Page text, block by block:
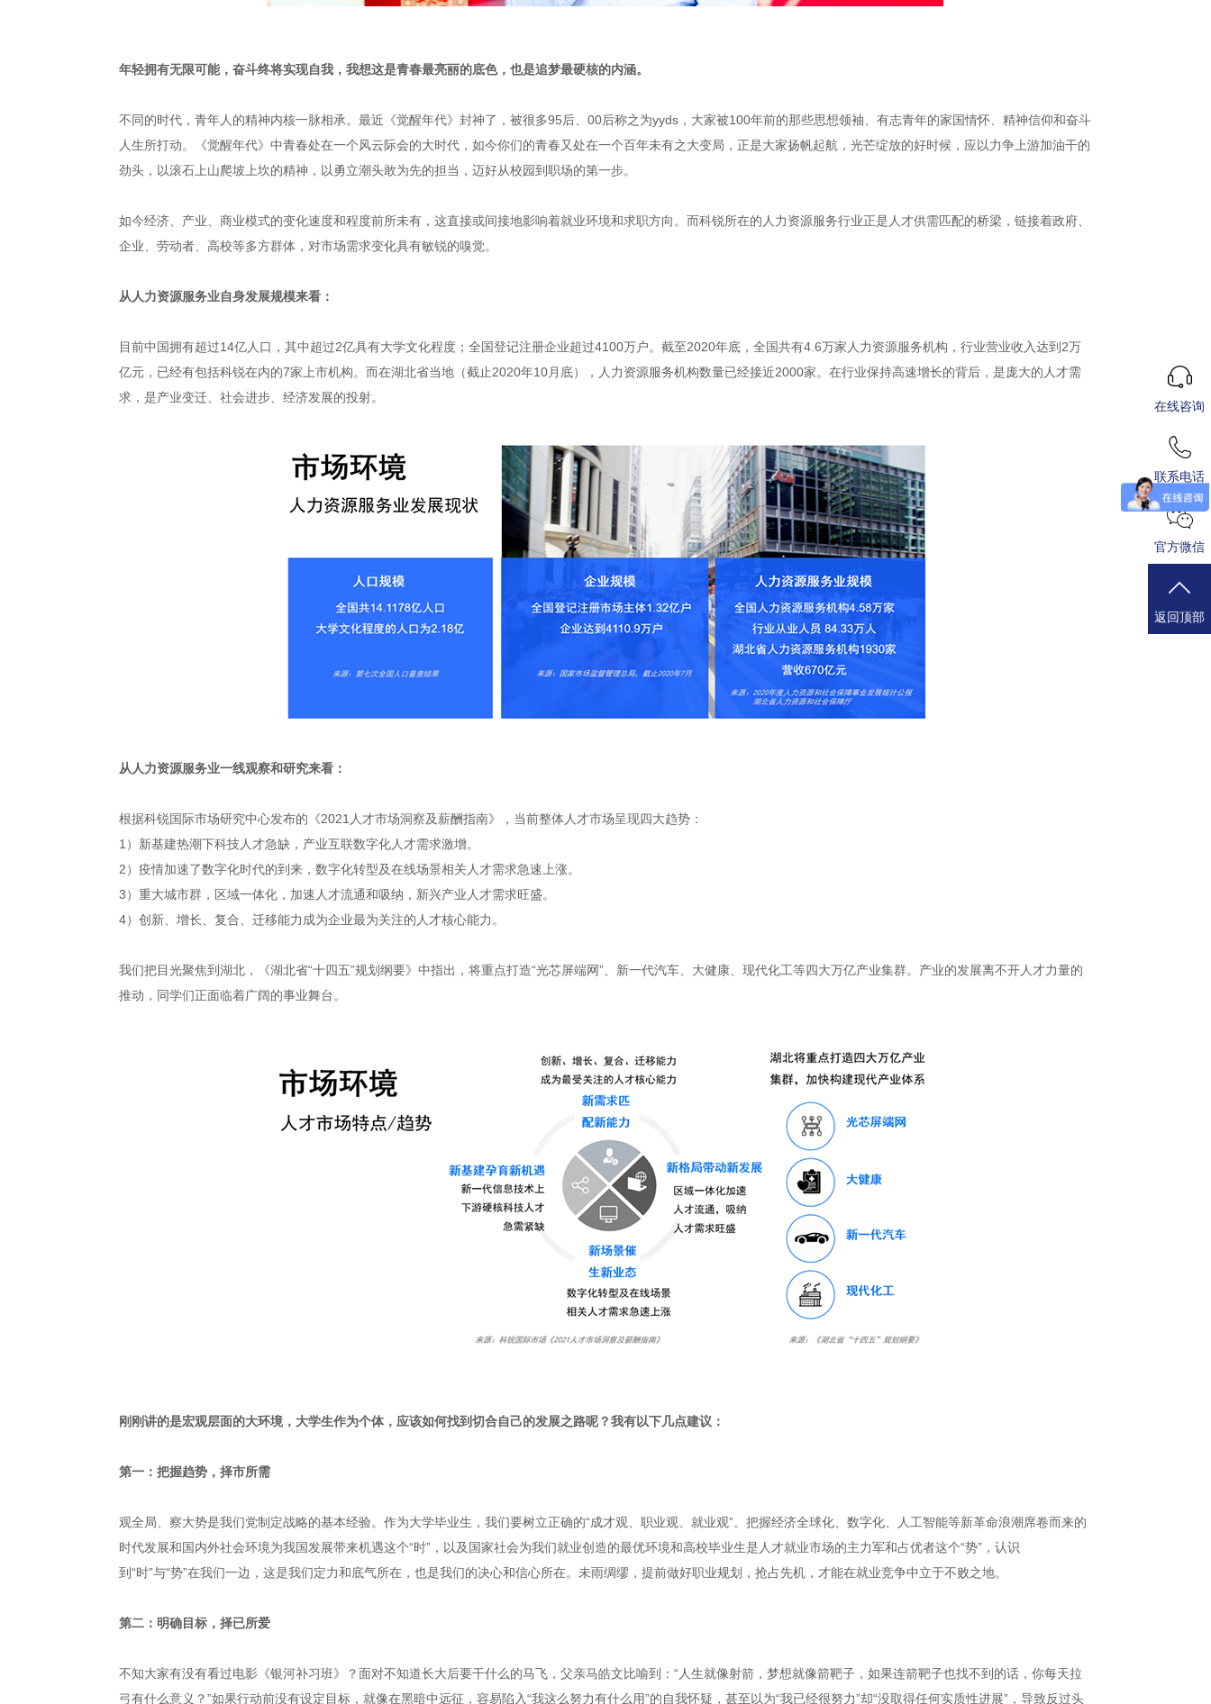
年轻拥有无限可能，奋斗终将实现自我，我想这是青春最亮丽的底色，也是追梦最硬核的内涵。
不同的时代，青年人的精神内核一脉相承。最近《觉醒年代》封神了，被很多95后、00后称之为yyds，大家被100年前的那些思想领袖、有志青年的家国情怀、精神信仰和奋斗
人生所打动。《觉醒年代》中青春处在一个风云际会的大时代，如今你们的青春又处在一个百年未有之大变局，正是大家扬帆起航，光芒绽放的好时候，应以力争上游加油干的
劲头，以滚石上山爬坡上坎的精神，以勇立潮头敢为先的担当，迈好从校园到职场的第一步。
如今经济、产业、商业模式的变化速度和程度前所未有，这直接或间接地影响着就业环境和求职方向。而科锐所在的人力资源服务行业正是人才供需匹配的桥梁，链接着政府、
企业、劳动者、高校等多方群体，对市场需求变化具有敏锐的嗅觉。
从人力资源服务业自身发展规模来看：
目前中国拥有超过14亿人口，其中超过2亿具有大学文化程度；全国登记注册企业超过4100万户。截至2020年底，全国共有4.6万家人力资源服务机构，行业营业收入达到2万
亿元，已经有包括科锐在内的7家上市机构。而在湖北省当地（截止2020年10月底），人力资源服务机构数量已经接近2000家。在行业保持高速增长的背后，是庞大的人才需
求，是产业变迁、社会进步、经济发展的投射。
从人力资源服务业一线观察和研究来看：
根据科锐国际市场研究中心发布的《2021人才市场洞察及薪酬指南》，当前整体人才市场呈现四大趋势：
1）新基建热潮下科技人才急缺，产业互联数字化人才需求激增。
2）疫情加速了数字化时代的到来，数字化转型及在线场景相关人才需求急速上涨。
3）重大城市群，区域一体化，加速人才流通和吸纳，新兴产业人才需求旺盛。
4）创新、增长、复合、迁移能力成为企业最为关注的人才核心能力。
我们把目光聚焦到湖北，《湖北省“十四五”规划纲要》中指出，将重点打造“光芯屏端网”、新一代汽车、大健康、现代化工等四大万亿产业集群。产业的发展离不开人才力量的
推动，同学们正面临着广阔的事业舞台。
刚刚讲的是宏观层面的大环境，大学生作为个体，应该如何找到切合自己的发展之路呢？我有以下几点建议：
第一：把握趋势，择市所需
观全局、察大势是我们党制定战略的基本经验。作为大学毕业生，我们要树立正确的“成才观、职业观、就业观”。把握经济全球化、数字化、人工智能等新革命浪潮席卷而来的
时代发展和国内外社会环境为我国发展带来机遇这个“时”，以及国家社会为我们就业创造的最优环境和高校毕业生是人才就业市场的主力军和占优者这个“势”，认识
到“时”与“势”在我们一边，这是我们定力和底气所在，也是我们的决心和信心所在。未雨绸缪，提前做好职业规划，抢占先机，才能在就业竞争中立于不败之地。
第二：明确目标，择已所爱
不知大家有没有看过电影《银河补习班》？面对不知道长大后要干什么的马飞，父亲马皓文比喻到：“人生就像射箭，梦想就像箭靶子，如果连箭靶子也找不到的话，你每天拉
弓有什么意义？”如果行动前没有设定目标，就像在黑暗中远征，容易陷入“我这么努力有什么用”的自我怀疑，甚至以为“我已经很努力”却“没取得任何实质性进展”，导致反过头
在线咨询
联系电话
官方微信
返回顶部